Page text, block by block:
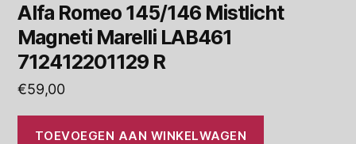
Alfa Romeo 145/146 Mistlicht
Magneti Marelli LAB461
712412201129 R
€59,00
TOEVOEGEN AAN WINKELWAGEN